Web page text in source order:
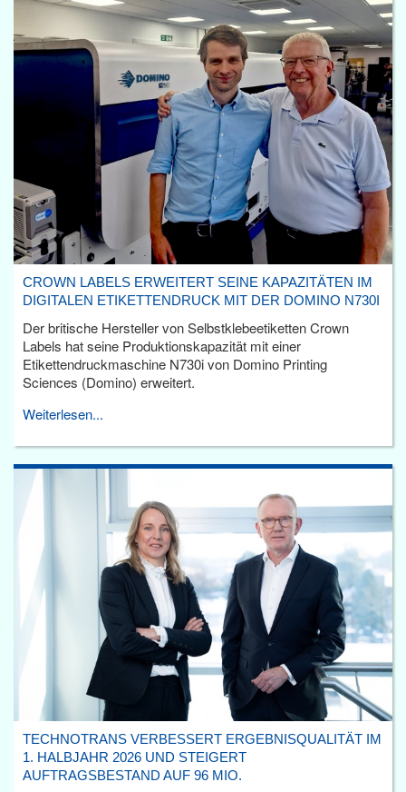
CROWN LABELS ERWEITERT SEINE KAPAZITÄTEN IM
DIGITALEN ETIKETTENDRUCK MIT DER DOMINO N730I
Der britische Hersteller von Selbstklebeetiketten Crown
Labels hat seine Produktionskapazität mit einer
Etikettendruckmaschine N730i von Domino Printing
Sciences (Domino) erweitert.
Weiterlesen...
TECHNOTRANS VERBESSERT ERGEBNISQUALITÄT IM
1. HALBJAHR 2026 UND STEIGERT
AUFTRAGSBESTAND AUF 96 MIO.